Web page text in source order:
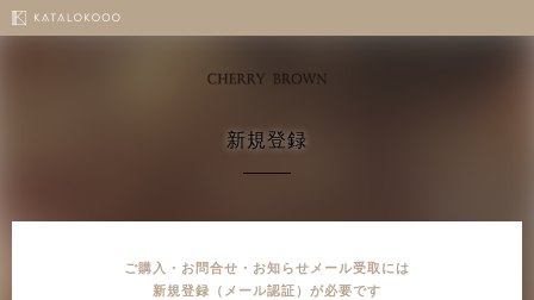
新規登録
ご購入・お問合せ・お知らせメール受取には
新規登録（メール認証）が必要です